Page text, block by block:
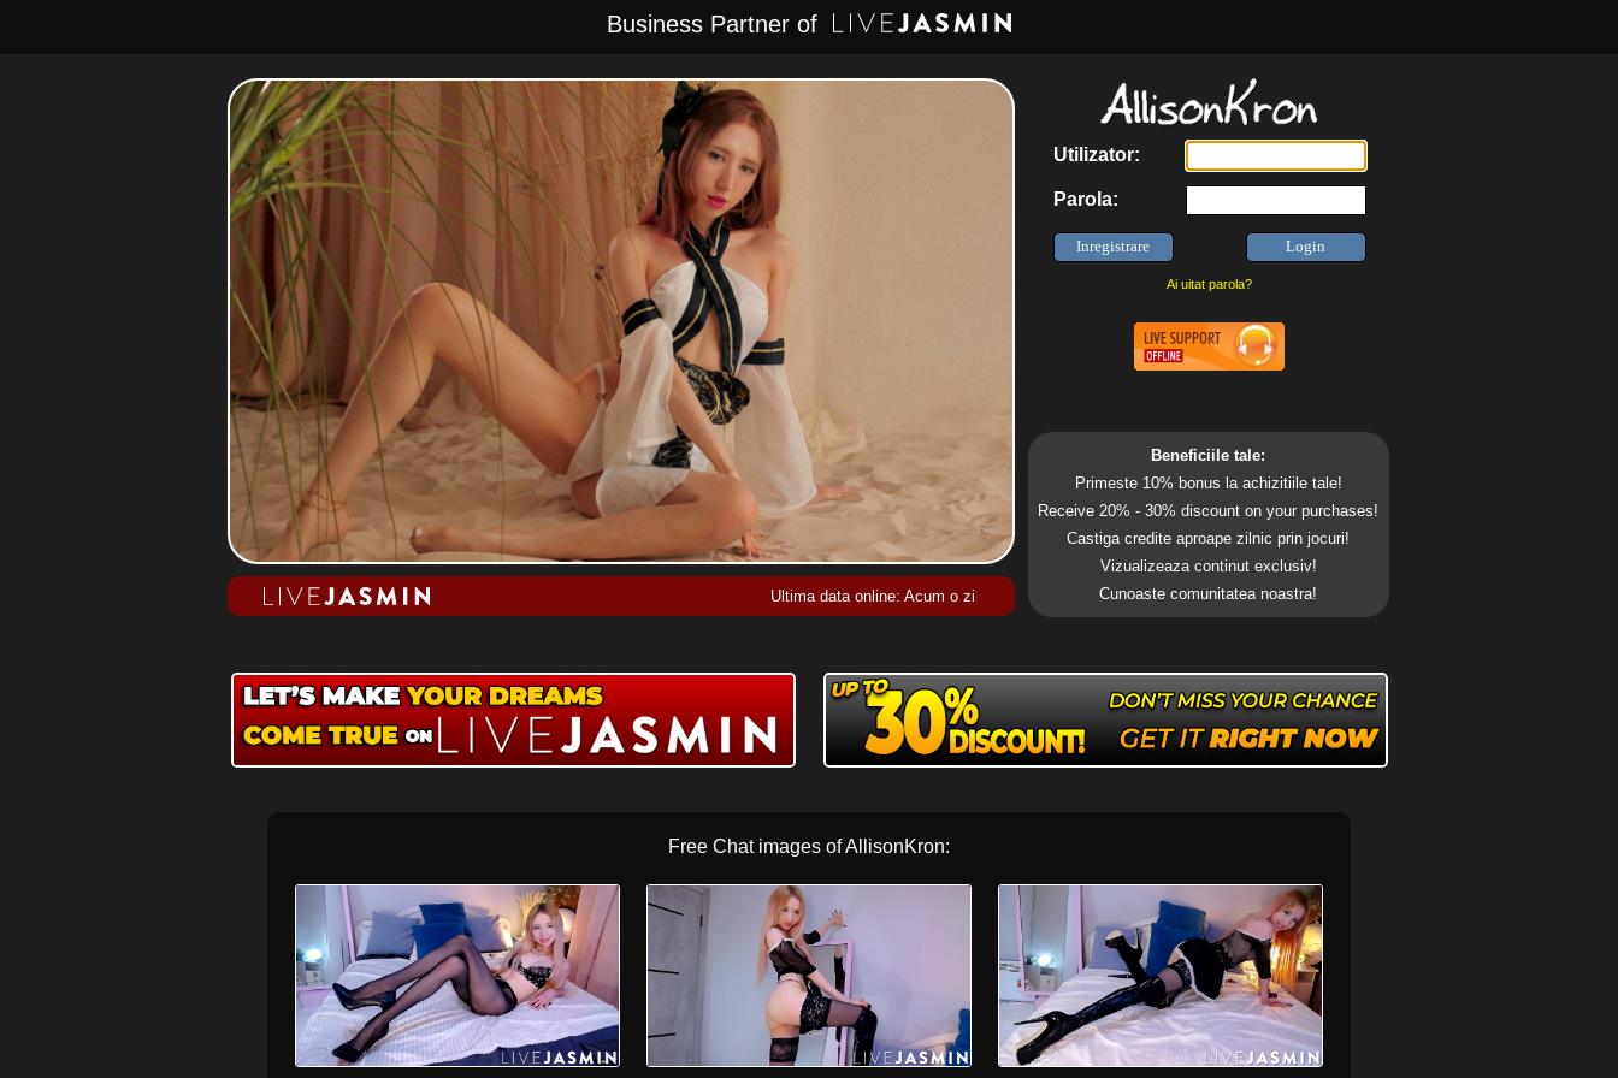
Business Partner of
Ultima data online: Acum o zi
Utilizator:
Parola:
Ai uitat parola?
Beneficiile tale:
Primeste 10% bonus la achizitiile tale!
Receive 20% - 30% discount on your purchases!
Castiga credite aproape zilnic prin jocuri!
Vizualizeaza continut exclusiv!
Cunoaste comunitatea noastra!
Free Chat images of AllisonKron: